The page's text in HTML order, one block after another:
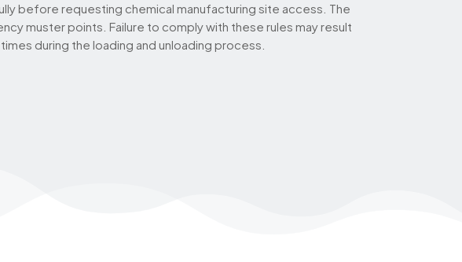
before requesting chemical manufacturing site access. The
muster points. Failure to comply with these rules may result
during the loading and unloading process.